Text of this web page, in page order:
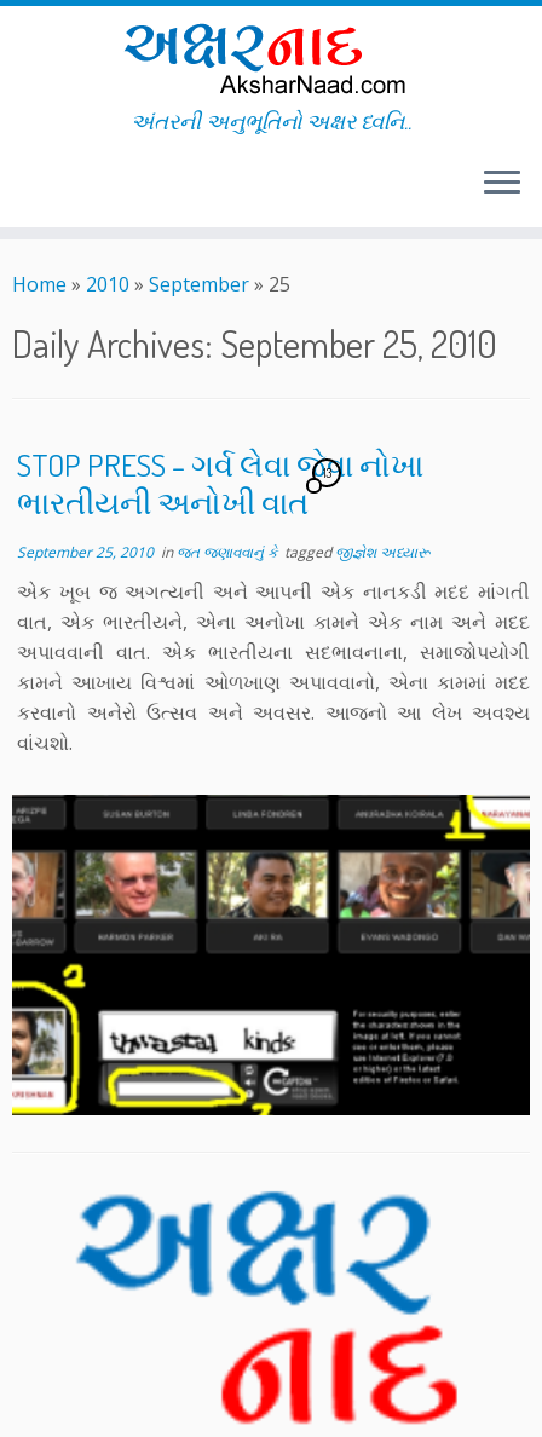
to
અંતરની અનુભૂતિનો અક્ષર ધ્વનિ..
Home » 2010 » September» 25
Daily Archives: September 25, 2010
STOP PRESS – ગર્વ લેવા જેવા નોખા
ભારતીયની અનોખી વાત
13
September 25, 2010inજત જણાવવાનું કે taggedજીજ્ઞેશ અધ્યારૂ
એક ખૂબ જ અગત્યની અને આપની એક નાનકડી મદદ માંગતી
વાત, એક ભારતીયને, એના અનોખા કામને એક નામ અને મદદ
અપાવવાની વાત. એક ભારતીયના સદભાવનાના, સમાજોપયોગી
કામને આખાય વિશ્વમાં ઓળખાણ અપાવવાનો, એના કામમાં મદદ
કરવાનો અનેરો ઉત્સવ અને અવસર. આજનો આ લેખ અવશ્ય
વાંચશો.